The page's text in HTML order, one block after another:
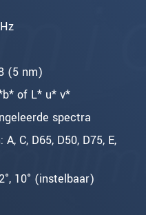
(5 nm)
of L* u* v*
spectra
C, D65, D50, D75, E,
10° (instelbaar)